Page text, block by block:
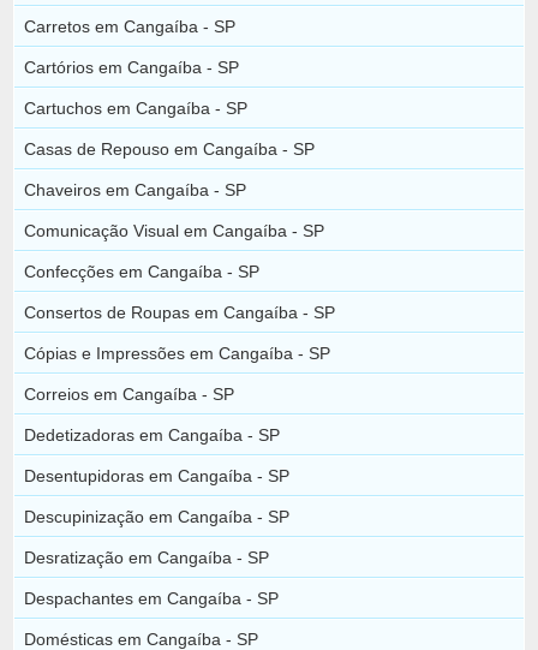
Carretos em Cangaíba - SP
Cartórios em Cangaíba - SP
Cartuchos em Cangaíba - SP
Casas de Repouso em Cangaíba - SP
Chaveiros em Cangaíba - SP
Comunicação Visual em Cangaíba - SP
Confecções em Cangaíba - SP
Consertos de Roupas em Cangaíba - SP
Cópias e Impressões em Cangaíba - SP
Correios em Cangaíba - SP
Dedetizadoras em Cangaíba - SP
Desentupidoras em Cangaíba - SP
Descupinização em Cangaíba - SP
Desratização em Cangaíba - SP
Despachantes em Cangaíba - SP
Domésticas em Cangaíba - SP